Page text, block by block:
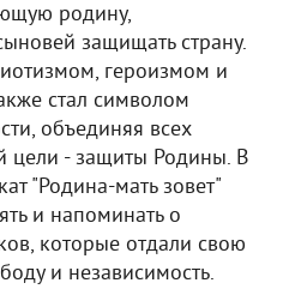
родину,
защищать страну.
героизмом и
стал символом
объединяя всех
цели - защиты Родины. В
"Родина-мать зовет"
и напоминать о
которые отдали свою
и независимость.